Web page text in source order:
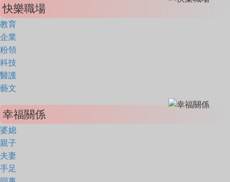
快樂職場
教育
企業
粉領
科技
醫護
藝文
幸福關係
婆媳
親子
夫妻
手足